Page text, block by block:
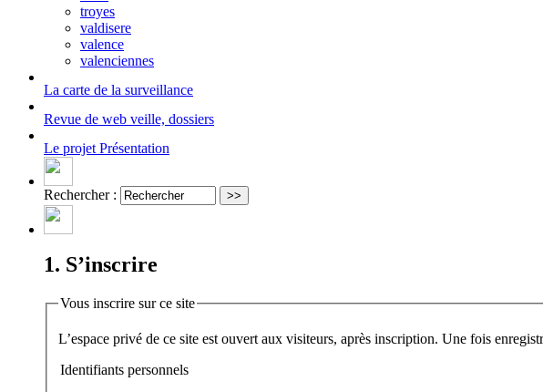
troyes
valdisere
valence
valenciennes
La carte de la surveillance
Revue de web veille, dossiers
Le projet Présentation
Rechercher :
1. S’inscrire
Vous inscrire sur ce site
Identifiants personnels